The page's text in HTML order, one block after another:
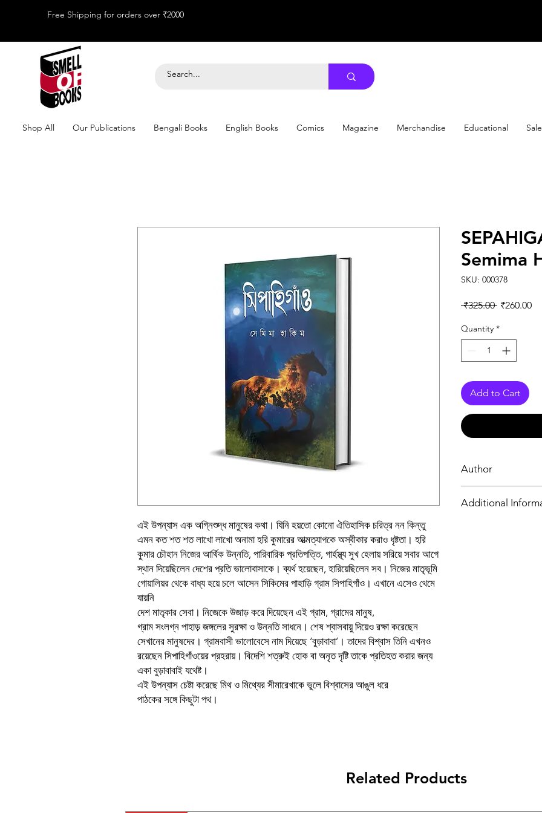
Free Shipping for orders over ₹2000
Shop All Our Publications Bengali Books English Books Comics Magazine Merchandise Educational Sale
এই উপন্যাস এক অগ্নিশুদ্ধ মানুষের কথা। যিনি হয়তো কোনো ঐতিহাসিক চরিত্র নন কিন্তু
এমন কত শত শত লাখো লাখো অনামা হরি কুমারের আত্মত্যাগকে অস্বীকার করাও ধৃষ্টতা। হরি
কুমার চৌহান নিজের আর্থিক উন্নতি, পারিবারিক প্রতিপত্তি, গার্হস্থ্য সুখ হেলায় সরিয়ে সবার আগে
স্থান দিয়েছিলেন দেশের প্রতি ভালোবাসাকে। ব্যর্থ হয়েছেন, হারিয়েছিলেন সব। নিজের মাতৃভূমি
গোয়ালিয়র থেকে বাধ্য হয়ে চলে আসেন সিকিমের পাহাড়ি গ্রাম সিপাহিগাঁও। এখানে এসেও থেমে
যায়নি
দেশ মাতৃকার সেবা। নিজেকে উজাড় করে দিয়েছেন এই গ্রাম, গ্রামের মানুষ,
গ্রাম সংলগ্ন পাহাড় জঙ্গলের সুরক্ষা ও উন্নতি সাধনে। শেষ শ্বাসবায়ু দিয়েও রক্ষা করেছেন
সেখানের মানুষদের। গ্রামবাসী ভালোবেসে নাম দিয়েছে ‘বুড়াবাবা’। তাদের বিশ্বাস তিনি এখনও
রয়েছেন সিপাহিগাঁওয়ের প্রহরায়। বিদেশি শত্রুই হোক বা অনৃত দৃষ্টি তাকে প্রতিহত করার জন্য
একা বুড়াবাবাই যথেষ্ট।
এই উপন্যাস চেষ্টা করেছে মিথ ও মিথ্যের সীমারেখাকে ভুলে বিশ্বাসের আঙুল ধরে
পাঠকের সঙ্গে কিছুটা পথ।
Semima
SKU: 000378
₹325.00 Regular
₹260.00
Quantity *
Add to Cart
Author
Additional
Related Products